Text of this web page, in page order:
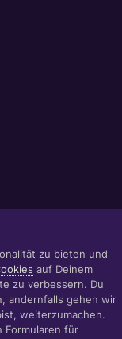
zu bieten und
auf Deinem
zu verbessern. Du
andernfalls gehen wir
weiterzumachen.
Formularen für